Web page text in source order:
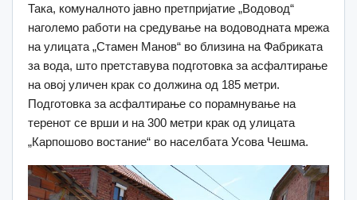
Така, комуналното јавно претпријатие „Водовод“
наголемо работи на средување на водоводната мрежа
на улицата „Стамен Манов“ во близина на Фабриката
за вода, што претставува подготовка за асфалтирање
на овој уличен крак со должина од 185 метри.
Подготовка за асфалтирање со порамнување на
теренот се врши и на 300 метри крак од улицата
„Карпошово востание“ во населбата Усова Чешма.